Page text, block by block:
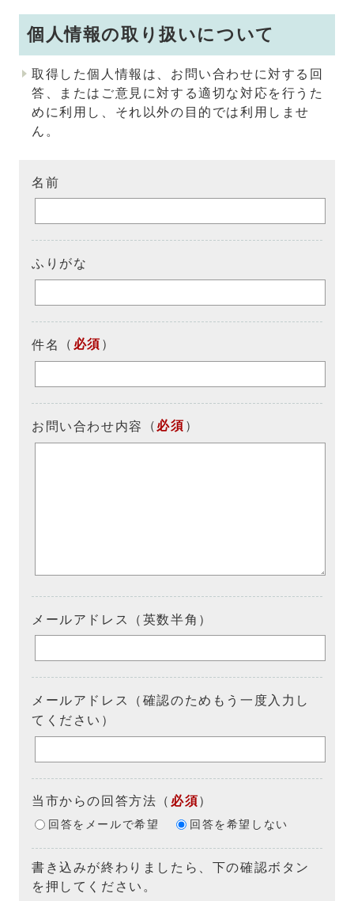
個人情報の取り扱いについて
取得した個人情報は、お問い合わせに対する回
答、またはご意見に対する適切な対応を行うた
めに利用し、それ以外の目的では利用しませ
ん。
名前
ふりがな
件名 （ 必須 ）
お問い合わせ内容 （ 必須 ）
メールアドレス（英数半角）
メールアドレス（確認のためもう一度入力し
てください）
当市からの回答方法 （ 必須）
回答をメールで希望 回答を希望しない
書き込みが終わりましたら、下の確認ボタン
を押してください。